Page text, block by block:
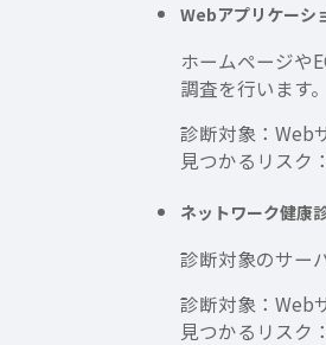
Webアプリケーシ
ホームページや
調査を行います。
診断対象：Web
見つかるリスク
ネットワーク健康
診断対象のサー
診断対象：Web
見つかるリスク